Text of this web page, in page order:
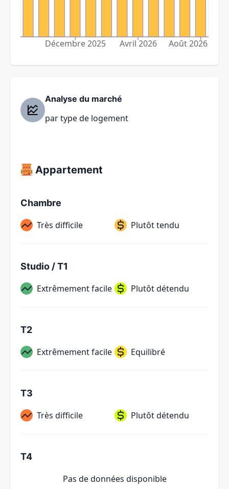
Décembre 2025 Avril 2026 Août 2026
Analyse du marché
par type de logement
Appartement
Chambre
Très difficile Plutôt tendu
Studio / T1
Extrêmement facile Plutôt détendu
T2
Extrêmement facile Equilibré
T3
Très difficile Plutôt détendu
T4
Pas de données disponible